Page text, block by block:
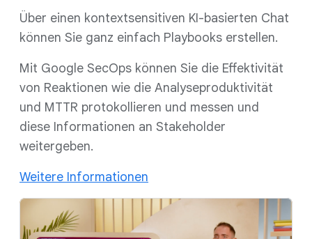
Über einen kontextsensitiven KI-basierten Chat
können Sie ganz einfach Playbooks erstellen.
Mit Google SecOps können Sie die Effektivität
von Reaktionen wie die Analyseproduktivität
und MTTR protokollieren und messen und
diese Informationen an Stakeholder
weitergeben.
Weitere Informationen